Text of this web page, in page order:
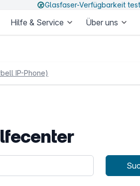
Glasfaser-Verfügbarkeit
Hilfe & Service Über uns
IP-Phone)